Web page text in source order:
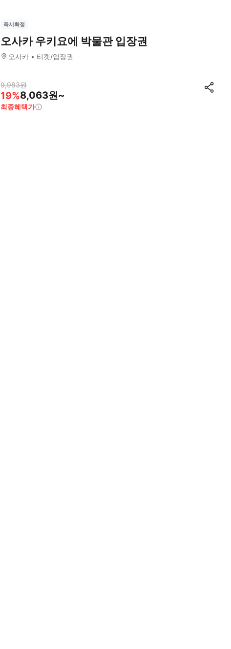
즉시확정
오사카 우키요에 박물관 입장권
오사카 티켓/입장권
9,983원
19%8,063원~
최종혜택가